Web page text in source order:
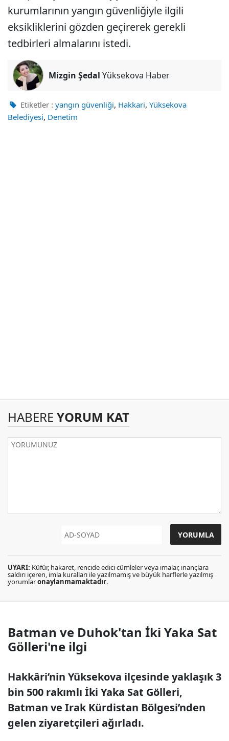
kurumlarının yangın güvenliğiyle ilgili
eksikliklerini gözden geçirerek gerekli
tedbirleri almalarını istedi.
Mizgin Şedal Yüksekova Haber
Etiketler : yangın güvenliği, Hakkari, Yüksekova
Belediyesi, Denetim
HABERE YORUM KAT
UYARI: Küfür, hakaret, rencide edici cümleler veya imalar, inançlara
saldırı içeren, imla kuralları ile yazılmamış ve büyük harflerle yazılmış
yorumlaronaylanmamaktadır.
Batman ve Duhok'tan İki Yaka Sat
Gölleri'ne ilgi
Hakkâri’nin Yüksekova ilçesinde yaklaşık 3
bin 500 rakımlı İki Yaka Sat Gölleri,
Batman ve Irak Kürdistan Bölgesi’nden
gelen ziyaretçileri ağırladı.